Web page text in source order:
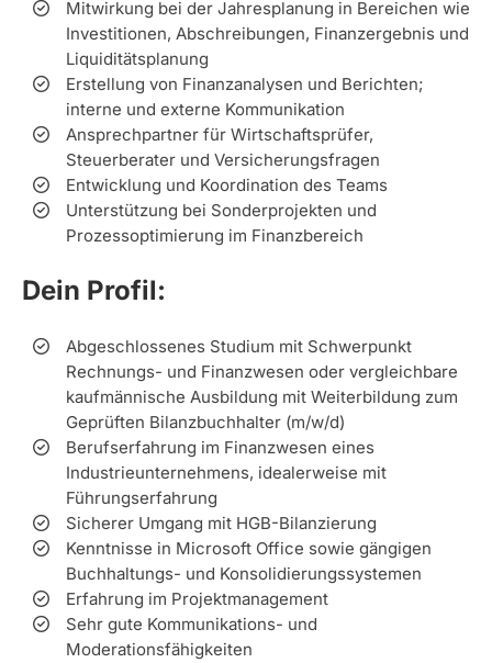
Mitwirkung bei der Jahresplanung in Bereichen wie
Investitionen, Abschreibungen, Finanzergebnis und
Liquiditätsplanung
Erstellung von Finanzanalysen und Berichten;
interne und externe Kommunikation
Ansprechpartner für Wirtschaftsprüfer,
Steuerberater und Versicherungsfragen
Entwicklung und Koordination des Teams
Unterstützung bei Sonderprojekten und
Prozessoptimierung im Finanzbereich
Dein Profil:
Abgeschlossenes Studium mit Schwerpunkt
Rechnungs- und Finanzwesen oder vergleichbare
kaufmännische Ausbildung mit Weiterbildung zum
Geprüften Bilanzbuchhalter (m/w/d)
Berufserfahrung im Finanzwesen eines
Industrieunternehmens, idealerweise mit
Führungserfahrung
Sicherer Umgang mit HGB-Bilanzierung
Kenntnisse in Microsoft Office sowie gängigen
Buchhaltungs- und Konsolidierungssystemen
Erfahrung im Projektmanagement
Sehr gute Kommunikations- und
Moderationsfähigkeiten